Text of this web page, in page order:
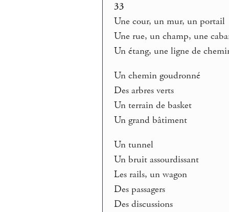
33
Une cour, un mur, un portail
Une rue, un champ, une
Un étang, une ligne de
Un chemin goudronné
Des arbres verts
Un terrain de basket
Un grand bâtiment
Un tunnel
Un bruit assourdissant
Les rails, un wagon
Des passagers
Des discussions